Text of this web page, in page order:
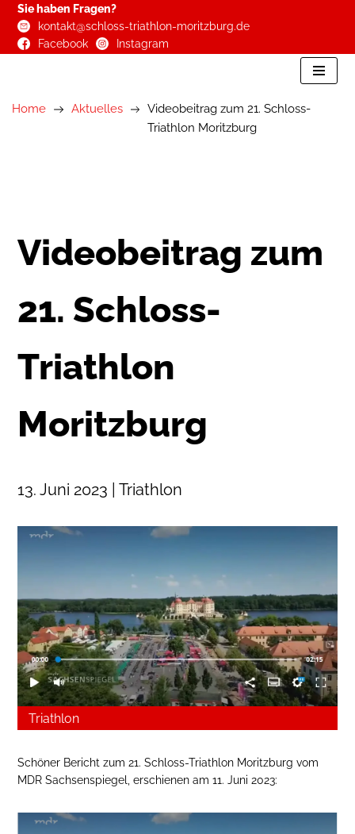
Zum
Sie haben Fragen?
kontakt@schloss-triathlon-moritzburg.de
Facebook
Instagram
Home Aktuelles
Videobeitrag zum 21. Schloss-
Triathlon Moritzburg
Videobeitrag zum
21. Schloss-
Triathlon
Moritzburg
13. Juni 2023 | Triathlon
Triathlon
Schöner Bericht zum 21. Schloss-Triathlon Moritzburg vom
MDR Sachsenspiegel, erschienen am 11. Juni 2023: